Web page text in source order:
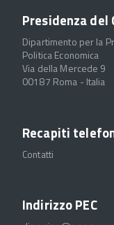
Presidenza
Dipartimento per la
Politica Economica
Via della Mercede 9
00187 Roma - Italia
Recapiti
Contatti
Indirizzo PEC